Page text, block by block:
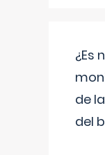
¿Es
de
del